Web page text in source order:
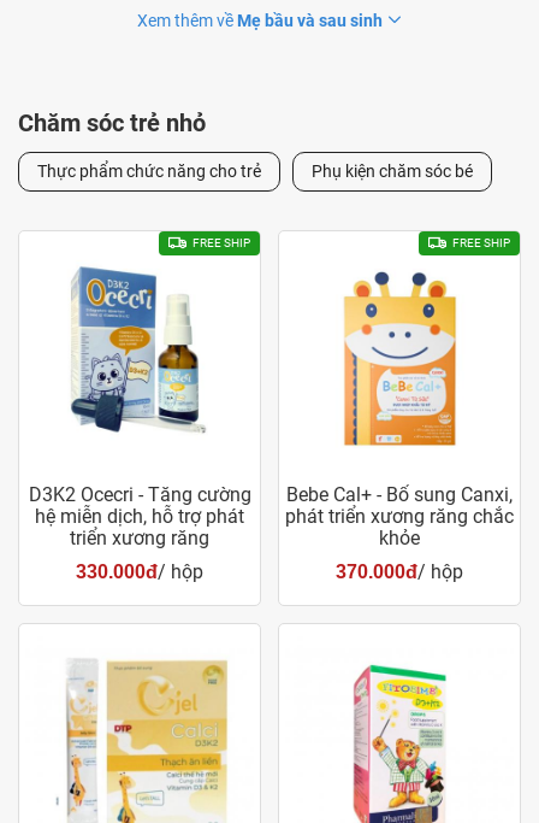
Xem thêm về Mẹ bầu và sau sinh
Chăm sóc trẻ nhỏ
Thực phẩm chức năng cho trẻ Phụ kiện chăm sóc bé
FREE SHIP
D3K2 Ocecri - Tăng cường
hệ miễn dịch, hỗ trợ phát
triển xương răng
330.000đ/ hộp
FREE SHIP
Bebe Cal+ - Bổ sung Canxi,
phát triển xương răng chắc
khỏe
370.000đ/ hộp